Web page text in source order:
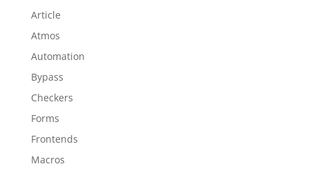
Article
Atmos
Automation
Bypass
Checkers
Forms
Frontends
Macros